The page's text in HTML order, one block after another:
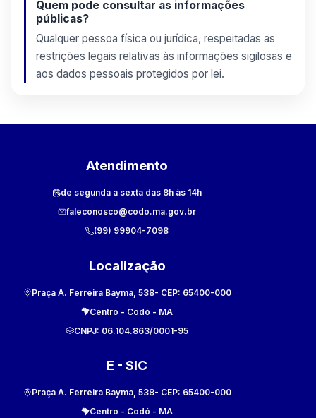
Quem pode consultar as informações
públicas?
Qualquer pessoa física ou jurídica, respeitadas as
restrições legais relativas às informações sigilosas e
aos dados pessoais protegidos por lei.
Atendimento
de segunda a sexta das 8h às 14h
faleconosco@codo.ma.gov.br
(99) 99904-7098
Localização
Praça A. Ferreira Bayma, 538- CEP: 65400-000
Centro - Codó - MA
CNPJ: 06.104.863/0001-95
E - SIC
Praça A. Ferreira Bayma, 538- CEP: 65400-000
Centro - Codó - MA